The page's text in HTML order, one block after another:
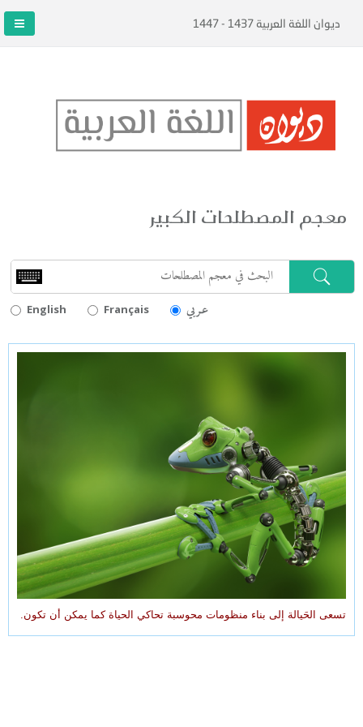
ديوان اللغة العربية 1437 - 1447
معجم المصطلحات الكبير
English Français عـربي
تسعى الحَيالة إلى بناء منظومات محوسبة تحاكي الحياة كما يمكن أن تكون.